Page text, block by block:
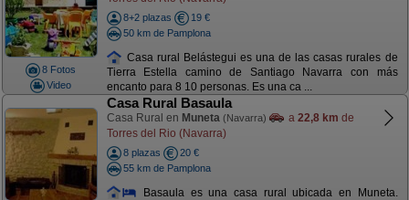
8 Fotos
Video
8+2 plazas
19 €
50 km de Pamplona
Casa rural Belástegui es una de las casas rurales de
Tierra Estella camino de Santiago Navarra con más
encanto para 8 10 personas. Es una ca ...
Casa Rural Basaula
Casa Rural en Muneta (Navarra) a 22,8 km de
Torres del Rio (Navarra)
8 plazas
20 €
55 km de Pamplona
Basaula es una casa rural ubicada en Muneta.